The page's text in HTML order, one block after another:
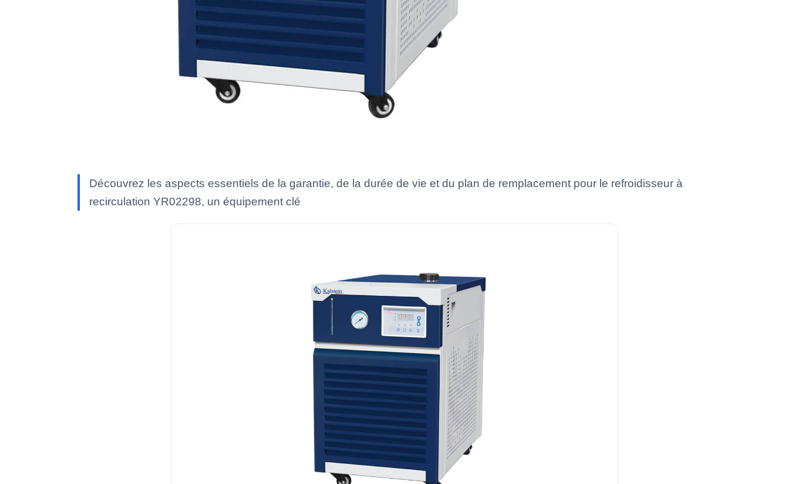
Découvrez les aspects essentiels de la garantie, de la durée de vie et du plan de remplacement pour le refroidisseur à
recirculation YR02298, un équipement clé